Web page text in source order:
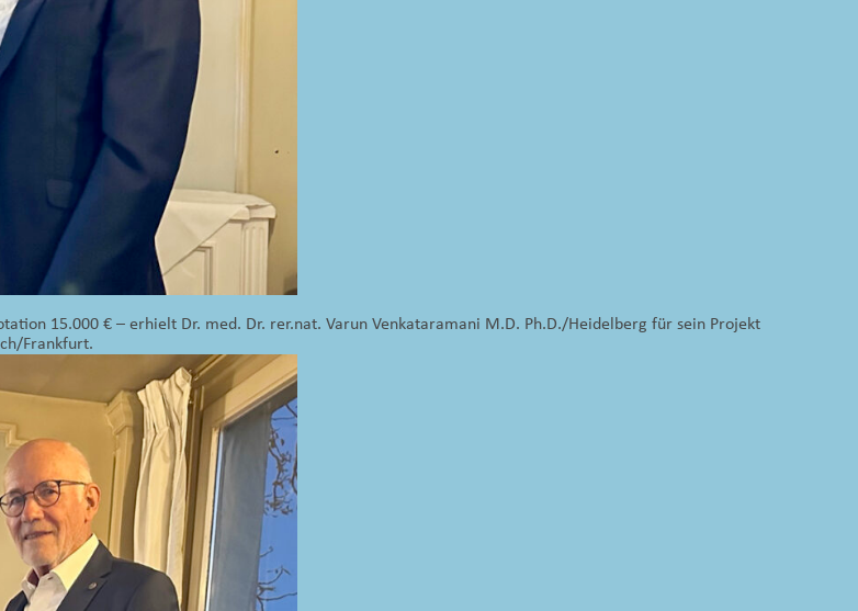
15.000 € – erhielt Dr. med. Dr. rer.nat. Varun Venkataramani M.D. Ph.D./Heidelberg für sein Projekt
Frankfurt.